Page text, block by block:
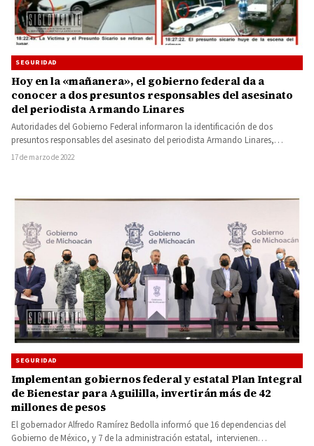
SEGURIDAD
Hoy en la «mañanera», el gobierno federal da a
conocer a dos presuntos responsables del asesinato
del periodista Armando Linares
Autoridades del Gobierno Federal informaron la identificación de dos
presuntos responsables del asesinato del periodista Armando Linares,
director de Monitor…
17 de marzo de 2022
SEGURIDAD
Implementan gobiernos federal y estatal Plan Integral
de Bienestar para Aguililla, invertirán más de 42
millones de pesos
El gobernador Alfredo Ramírez Bedolla informó que 16 dependencias del
Gobierno de México, y 7 de la administración estatal, intervienen…